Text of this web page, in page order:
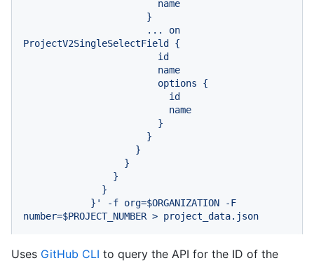
ProjectV2SingleSelectField {
number=$PROJECT_NUMBER > project_data.json
Uses GitHub CLI to query the API for the ID of the